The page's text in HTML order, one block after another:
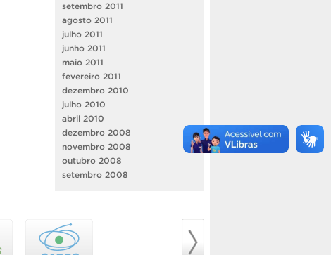
setembro 2011
agosto 2011
julho 2011
junho 2011
maio 2011
fevereiro 2011
dezembro 2010
julho 2010
abril 2010
dezembro 2008
novembro 2008
outubro 2008
setembro 2008